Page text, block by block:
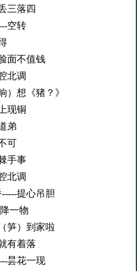
三落四
空转
面不值钱
北调
）想《猪？》
现铜
弟
可
手事
北调
提心吊胆
一物
笋）到家啦
有着落
昙花一现